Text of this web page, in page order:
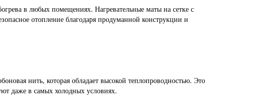
в любых помещениях. Нагревательные маты на сетке с
отопление благодаря продуманной конструкции и
нить, которая обладает высокой теплопроводностью. Это
даже в самых холодных условиях.